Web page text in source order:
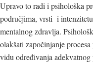
Upravo to radi i psihološka
područjima, vrsti i
mentalnog zdravlja.
olakšati započinjanje
vidu određivanja